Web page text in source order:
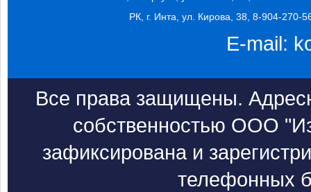
РК, г. Инта, ул. Кирова, 38, 8-904-270-
E-mail:
Все права защищены.
собственностью ООО
зафиксирована и
телефонных